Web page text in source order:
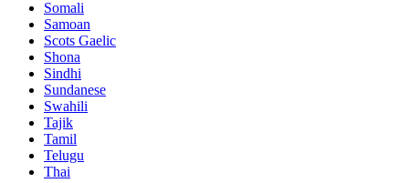
Somali
Samoan
Scots Gaelic
Shona
Sindhi
Sundanese
Swahili
Tajik
Tamil
Telugu
Thai